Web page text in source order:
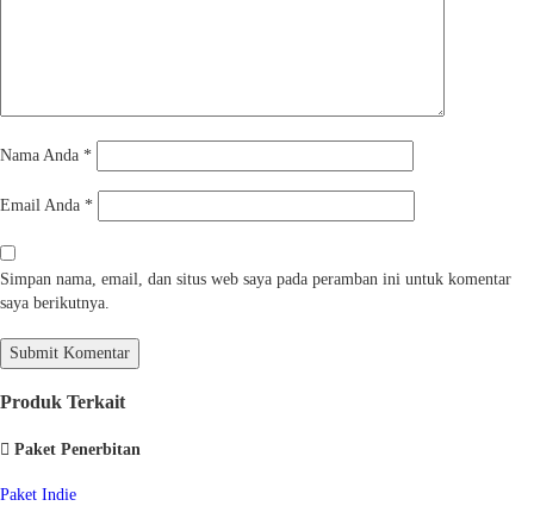
Nama Anda *
Email Anda *
Simpan nama, email, dan situs web saya pada peramban ini untuk komentar
saya berikutnya.
Produk Terkait
Paket Penerbitan
Paket Indie